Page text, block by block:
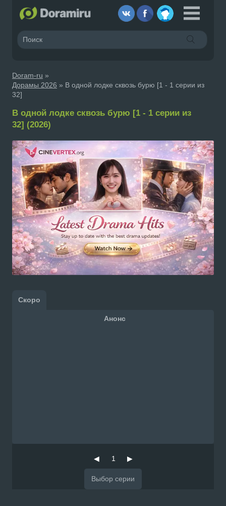
Doram-ru »
Дорамы 2026 » В одной лодке сквозь бурю [1 - 1 серии из
32]
В одной лодке сквозь бурю [1 - 1 серии из
32] (2026)
Скоро
Анонс
◀ 1 ▶